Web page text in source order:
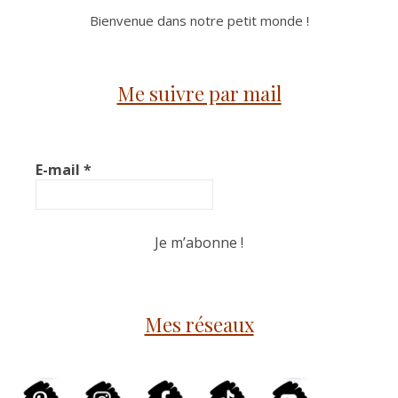
Bienvenue dans notre petit monde !
Me suivre par mail
E-mail *
Mes réseaux